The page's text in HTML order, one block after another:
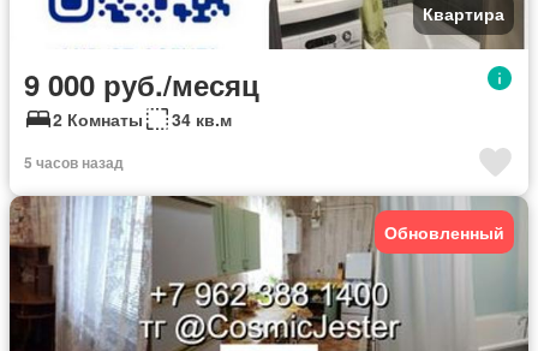
Квартира
9 000 руб./месяц
2 Комнаты 34 кв.м
5 часов назад
Обновленный